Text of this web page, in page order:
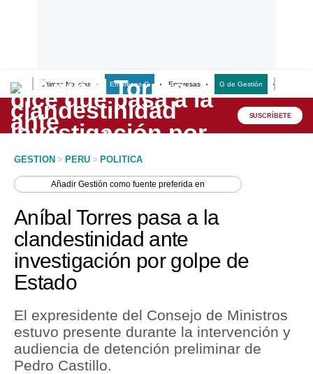
Últimas Noticias Empresas G Empresas G de Gestión
Lo último
Peru Quiosco
Economía
Mercados
Perú
Política
Tu Dinero
Finanzas Personales
SUSCRÍBETE
GESTION > PERU > POLITICA
AñadirGestión como fuente preferida en
Aníbal Torres pasa a la
clandestinidad ante
investigación por golpe de
Estado
El expresidente del Consejo de Ministros
estuvo presente durante la intervención y
audiencia de detención preliminar de
Pedro Castillo.